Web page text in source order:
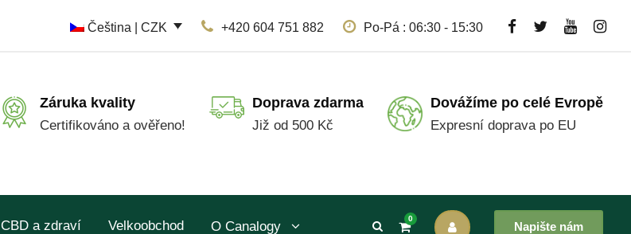
Čeština | CZK +420 604 751 882 Po-Pá : 06:30 - 15:30
Záruka kvality
Certifikováno a ověřeno!
Doprava zdarma
Již od 500 Kč
Dovážíme po celé Evropě
Expresní doprava po EU
CBD a zdraví Velkoobchod O Canalogy
0
Napište nám